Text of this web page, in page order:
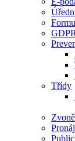
GDPR
Třídy